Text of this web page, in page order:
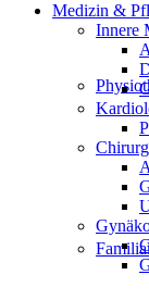
Medizin &
Innere